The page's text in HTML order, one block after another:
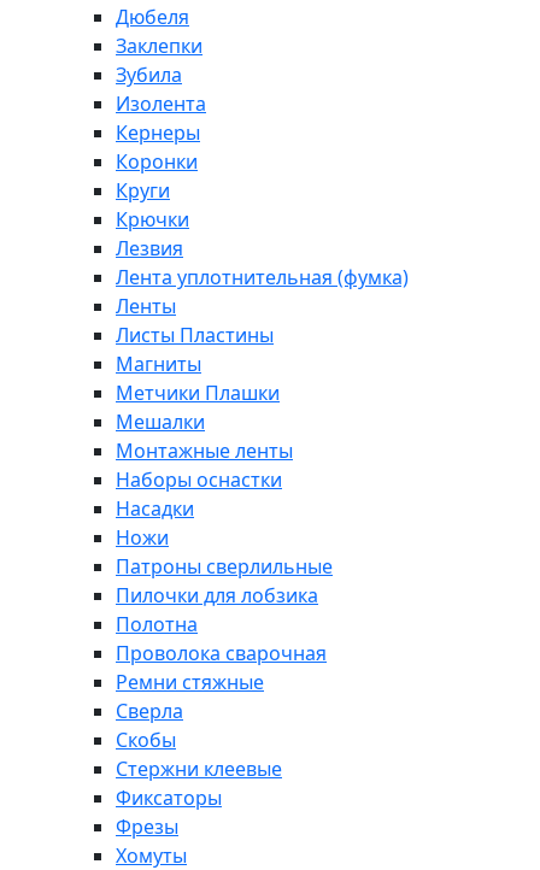
Дюбеля
Заклепки
Зубила
Изолента
Кернеры
Коронки
Круги
Крючки
Лезвия
Лента уплотнительная (фумка)
Ленты
Листы Пластины
Магниты
Метчики Плашки
Мешалки
Монтажные ленты
Наборы оснастки
Насадки
Ножи
Патроны сверлильные
Пилочки для лобзика
Полотна
Проволока сварочная
Ремни стяжные
Сверла
Скобы
Стержни клеевые
Фиксаторы
Фрезы
Хомуты